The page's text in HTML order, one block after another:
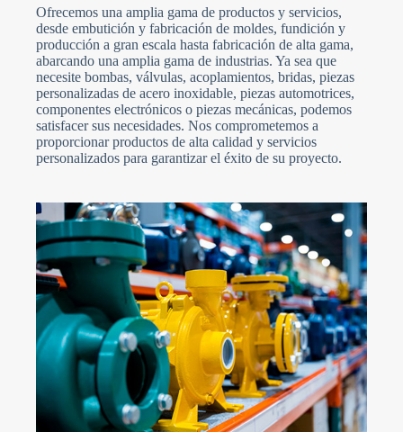
Ofrecemos una amplia gama de productos y servicios,
desde embutición y fabricación de moldes, fundición y
producción a gran escala hasta fabricación de alta gama,
abarcando una amplia gama de industrias. Ya sea que
necesite bombas, válvulas, acoplamientos, bridas, piezas
personalizadas de acero inoxidable, piezas automotrices,
componentes electrónicos o piezas mecánicas, podemos
satisfacer sus necesidades. Nos comprometemos a
proporcionar productos de alta calidad y servicios
personalizados para garantizar el éxito de su proyecto.